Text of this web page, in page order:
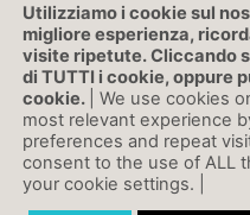
Utilizziamo i cookie sul
migliore esperienza,
visite ripetute. Cliccando
di TUTTI i cookie, oppure
cookie.
| We use cookies
most relevant experience
preferences and repeat
consent to the use of ALL
your cookie settings. |